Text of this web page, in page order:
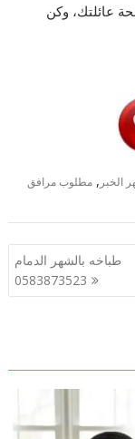
عائلتك، وكن
الخبر ,مطلوب مرافق
طباخه بالشهر الدمام
0583873523